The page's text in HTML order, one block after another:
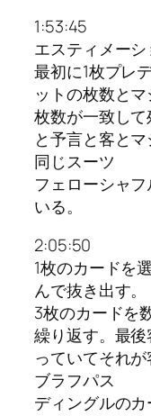
1:53:45
エスティメーシ
最初に1枚プレ
ットの枚数と
枚数が一致し
と予言と客と
同じスーツ
フェローシャ
いる。
2:05:50
1枚のカードを
んで抜き出す。
3枚のカードを
繰り返す。最
っていてそれが
ブラフパス
ディングルの